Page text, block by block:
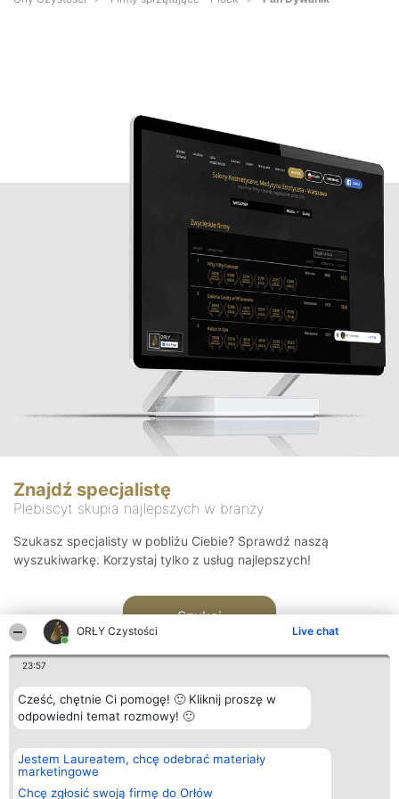
ORŁY Czystości Live chat
23:57
Cześć, chętnie Ci pomogę! 🙂 Kliknij proszę w
odpowiedni temat rozmowy! 🙂
Jestem Laureatem, chcę odebrać materiały
marketingowe
Chcę zgłosić swoją firmę do Orłów
Znajdź specjalistę
Plebiscyt skupia najlepszych w branży
Szukasz specjalisty w pobliżu Ciebie? Sprawdź naszą
wyszukiwarkę. Korzystaj tylko z usług najlepszych!
Szukaj
Organizator plebiscytu
Bright Side Solutions sp. z o.
o. sp. k.
ul. Ruska 22
Plebiscyt
Laureaci
wszystkich
Kontakt
Kontakt